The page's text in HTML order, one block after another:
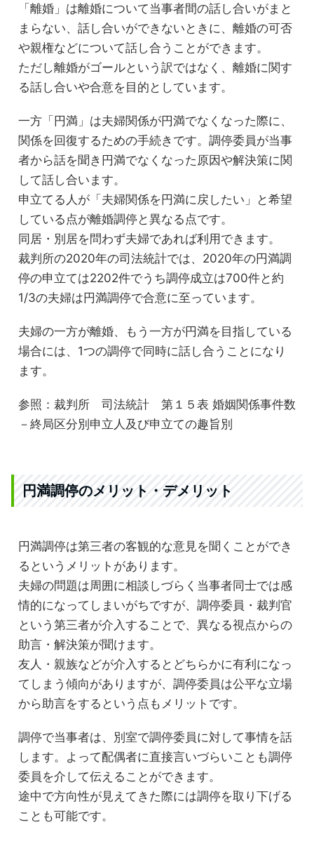
「離婚」は離婚について当事者間の話し合いがまと
まらない、話し合いができないときに、離婚の可否
や親権などについて話し合うことができます。
ただし離婚がゴールという訳ではなく、離婚に関す
る話し合いや合意を目的としています。
一方「円満」は夫婦関係が円満でなくなった際に、
関係を回復するための手続きです。調停委員が当事
者から話を聞き円満でなくなった原因や解決策に関
して話し合います。
申立てる人が「夫婦関係を円満に戻したい」と希望
している点が離婚調停と異なる点です。
同居・別居を問わず夫婦であれば利用できます。
裁判所の2020年の司法統計では、2020年の円満調
停の申立ては2202件でうち調停成立は700件と約
1/3の夫婦は円満調停で合意に至っています。
夫婦の一方が離婚、もう一方が円満を目指している
場合には、1つの調停で同時に話し合うことになり
ます。
参照：裁判所 司法統計 第１５表 婚姻関係事件数
－終局区分別申立人及び申立ての趣旨別
円満調停のメリット・デメリット
円満調停は第三者の客観的な意見を聞くことができ
るというメリットがあります。
夫婦の問題は周囲に相談しづらく当事者同士では感
情的になってしまいがちですが、調停委員・裁判官
という第三者が介入することで、異なる視点からの
助言・解決策が聞けます。
友人・親族などが介入するとどちらかに有利になっ
てしまう傾向がありますが、調停委員は公平な立場
から助言をするという点もメリットです。
調停で当事者は、別室で調停委員に対して事情を話
します。よって配偶者に直接言いづらいことも調停
委員を介して伝えることができます。
途中で方向性が見えてきた際には調停を取り下げる
ことも可能です。